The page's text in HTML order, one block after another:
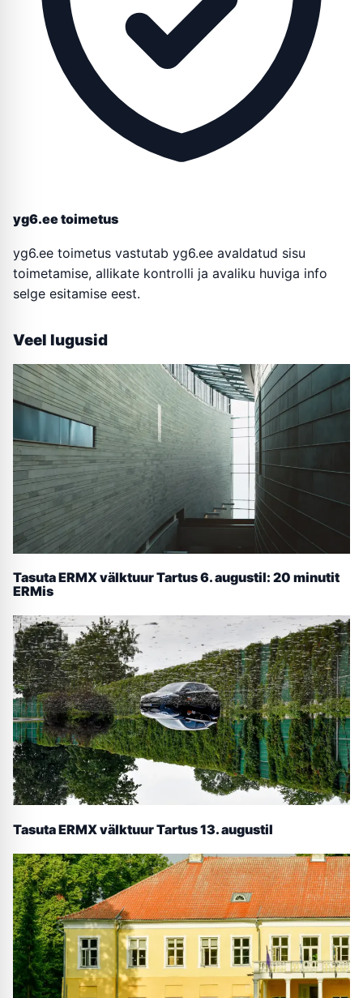
yg6.ee toimetus
yg6.ee toimetus vastutab yg6.ee avaldatud sisu
toimetamise, allikate kontrolli ja avaliku huviga info
selge esitamise eest.
Veel lugusid
Tasuta ERMX välktuur Tartus 6. augustil: 20 minutit
ERMis
Tasuta ERMX välktuur Tartus 13. augustil